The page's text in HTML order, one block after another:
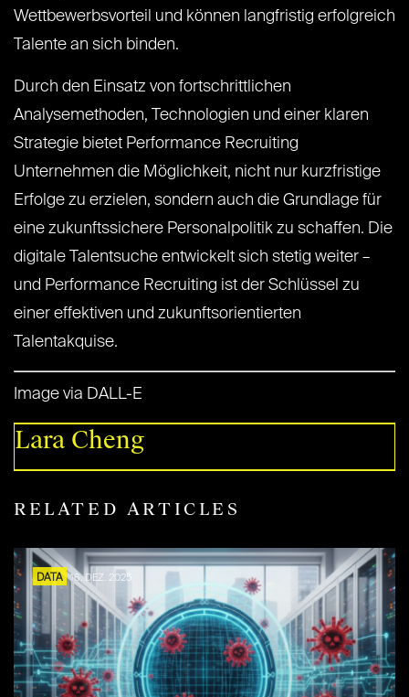
Wettbewerbsvorteil und können langfristig erfolgreich
Talente an sich binden.
Durch den Einsatz von fortschrittlichen
Analysemethoden, Technologien und einer klaren
Strategie bietet Performance Recruiting
Unternehmen die Möglichkeit, nicht nur kurzfristige
Erfolge zu erzielen, sondern auch die Grundlage für
eine zukunftssichere Personalpolitik zu schaffen. Die
digitale Talentsuche entwickelt sich stetig weiter –
und Performance Recruiting ist der Schlüssel zu
einer effektiven und zukunftsorientierten
Talentakquise.
Image via DALL-E
Lara Cheng
RELATED ARTICLES
DATA 16. DEZ. 2025